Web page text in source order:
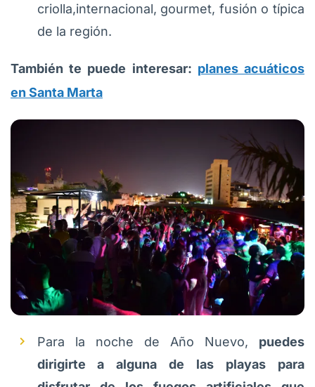
criolla,internacional, gourmet, fusión o típica
de la región.
También te puede interesar: planes acuáticos
en Santa Marta
Para la noche de Año Nuevo, puedes
dirigirte a alguna de las playas para